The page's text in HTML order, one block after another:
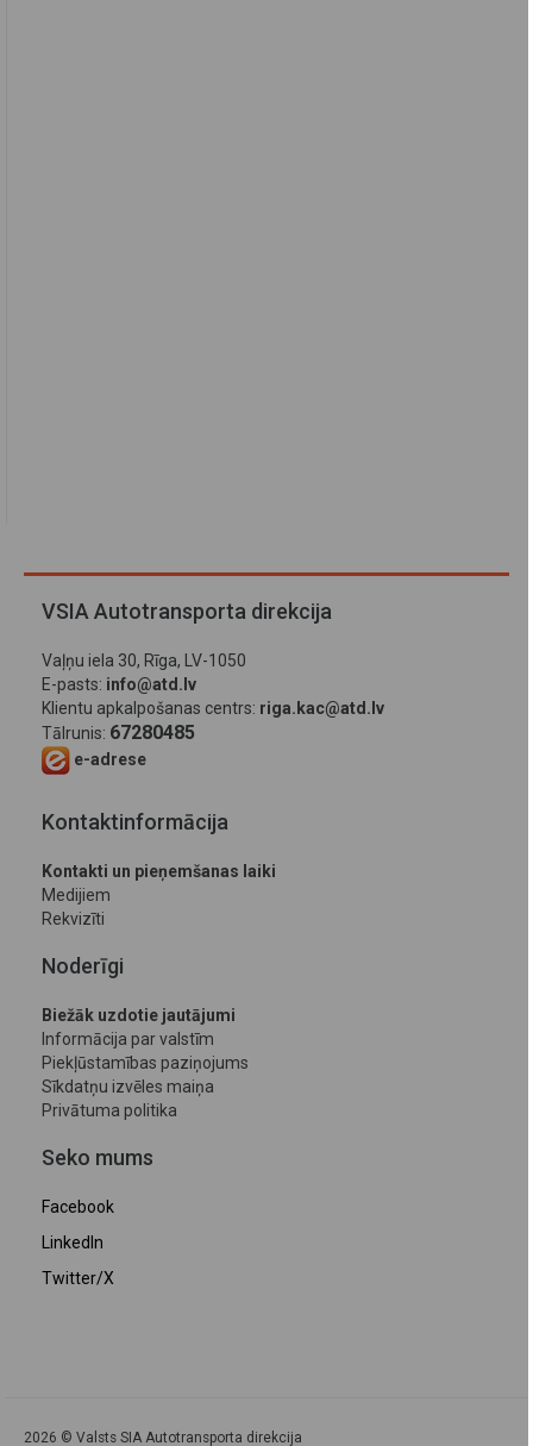
VSIA Autotransporta direkcija
Vaļņu iela 30, Rīga, LV-1050
E-pasts: info@atd.lv
Klientu apkalpošanas centrs: riga.kac@atd.lv
Tālrunis: 67280485
e-adrese
Kontaktinformācija
Kontakti un pieņemšanas laiki
Medijiem
Rekvizīti
Noderīgi
Biežāk uzdotie jautājumi
Informācija par valstīm
Piekļūstamības paziņojums
Sīkdatņu izvēles maiņa
Privātuma politika
Seko mums
Facebook
LinkedIn
Twitter/X
2026 © Valsts SIA Autotransporta direkcija